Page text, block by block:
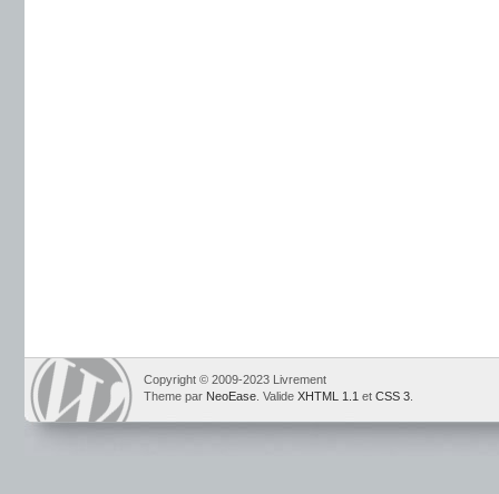
Copyright © 2009-2023 Livrement
Theme par NeoEase . Valide XHTML 1.1 et CSS 3